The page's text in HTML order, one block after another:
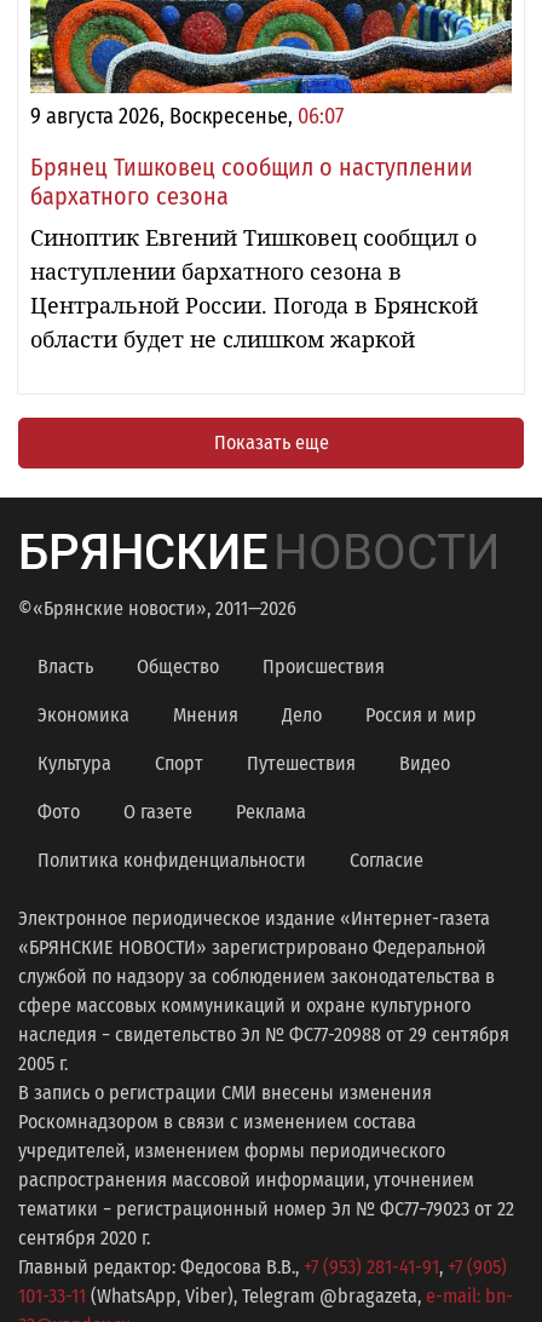
9 августа 2026, Воскресенье, 06:07
Брянец Тишковец сообщил о наступлении
бархатного сезона
Синоптик Евгений Тишковец сообщил о
наступлении бархатного сезона в
Центральной России. Погода в Брянской
области будет не слишком жаркой
Показать еще
БРЯНСКИЕНОВОСТИ
©«Брянские новости», 2011—2026
Власть Общество Происшествия
Экономика Мнения Дело Россия и мир
Культура Спорт Путешествия Видео
Фото О газете Реклама
Политика конфиденциальности Согласие
Электронное периодическое издание «Интернет-газета
«БРЯНСКИЕ НОВОСТИ» зарегистрировано Федеральной
службой по надзору за соблюдением законодательства в
сфере массовых коммуникаций и охране культурного
наследия − свидетельство Эл № ФС77-20988 от 29 сентября
2005 г.
В запись о регистрации СМИ внесены изменения
Роскомнадзором в связи с изменением состава
учредителей, изменением формы периодического
распространения массовой информации, уточнением
тематики − регистрационный номер Эл № ФС77−79023 от 22
сентября 2020 г.
Главный редактор: Федосова В.В., +7 (953) 281-41-91, +7 (905)
101-33-11 (WhatsApp, Viber), Telegram @bragazeta, e-mail: bn-